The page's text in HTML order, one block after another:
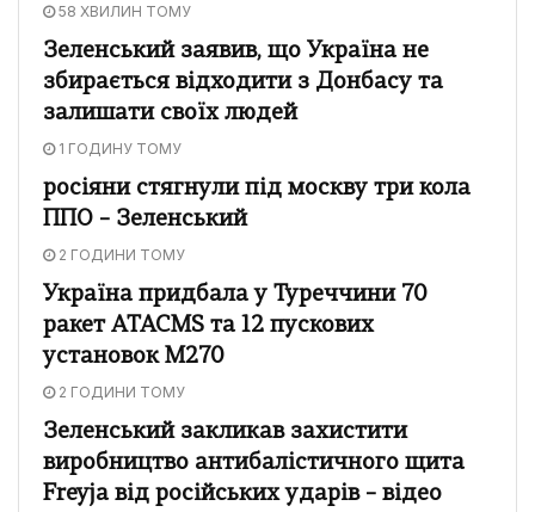
58 ХВИЛИН ТОМУ
Зеленський заявив, що Україна не
збирається відходити з Донбасу та
залишати своїх людей
1 ГОДИНУ ТОМУ
росіяни стягнули під москву три кола
ППО – Зеленський
2 ГОДИНИ ТОМУ
Україна придбала у Туреччини 70
ракет ATACMS та 12 пускових
установок M270
2 ГОДИНИ ТОМУ
Зеленський закликав захистити
виробництво антибалістичного щита
Freyja від російських ударів – відео